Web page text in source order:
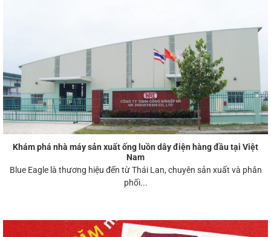
Khám phá nhà máy sản xuất ống luồn dây điện hàng đầu tại Việt
Nam
Blue Eagle là thương hiệu đến từ Thái Lan, chuyên sản xuất và phân
phối...